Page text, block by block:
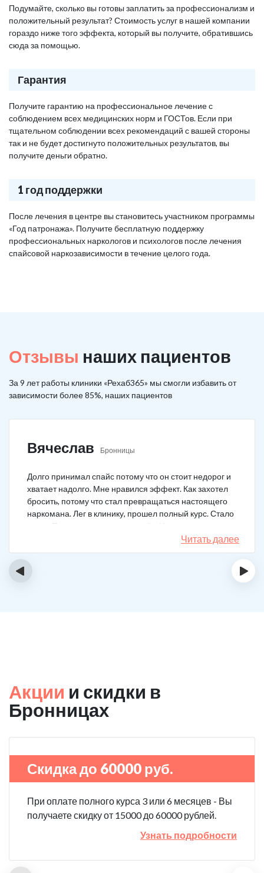
Подумайте, сколько вы готовы заплатить за профессионализм и
положительный результат? Стоимость услуг в нашей компании
гораздо ниже того эффекта, который вы получите, обратившись
сюда за помощью.
Гарантия
Получите гарантию на профессиональное лечение с
соблюдением всех медицинских норм и ГОСТов. Если при
тщательном соблюдении всех рекомендаций с вашей стороны
так и не будет достигнуто положительных результатов, вы
получите деньги обратно.
1 год поддержки
После лечения в центре вы становитесь участником программы
«Год патронажа». Получите бесплатную поддержку
профессиональных наркологов и психологов после лечения
спайсовой наркозависимости в течение целого года.
Отзывы наших пациентов
За 9 лет работы клиники «Рехаб365» мы смогли избавить от
зависимости более 85%, наших пациентов
Вячеслав Бронницы
Долго принимал спайс потому что он стоит недорог и
хватает надолго. Мне нравился эффект. Как захотел
бросить, потому что стал превращаться настоящего
наркомана. Лег в клинику, прошел полный курс. Стало
легче. Перестало тянуть на спайс. Начал жить заново.
Читать далее
‹ ›
Акции и скидки в
Бронницах
Скидка до 60000 руб.
При оплате полного курса 3 или 6 месяцев - Вы
получаете скидку от 15000 до 60000 рублей.
Узнать подробности